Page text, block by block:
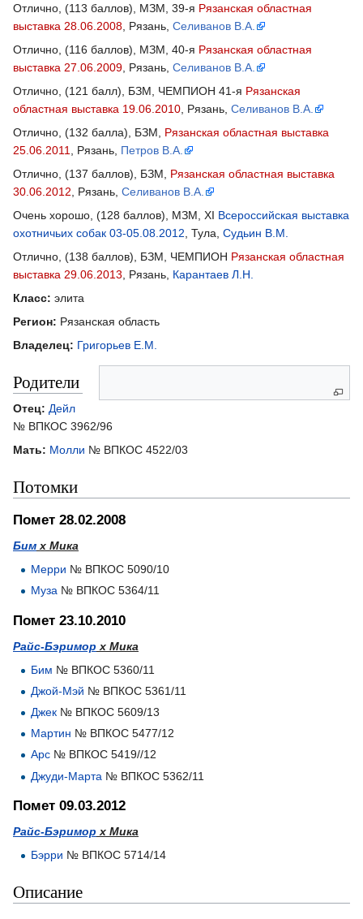
Отлично, (113 баллов), МЗМ, 39-я Рязанская областная
выставка 28.06.2008, Рязань, Селиванов В.А.
Отлично, (116 баллов), МЗМ, 40-я Рязанская областная
выставка 27.06.2009, Рязань, Селиванов В.А.
Отлично, (121 балл), БЗМ, ЧЕМПИОН 41-я Рязанская
областная выставка 19.06.2010, Рязань, Селиванов В.А.
Отлично, (132 балла), БЗМ, Рязанская областная выставка
25.06.2011, Рязань, Петров В.А.
Отлично, (137 баллов), БЗМ, Рязанская областная выставка
30.06.2012, Рязань, Селиванов В.А.
Очень хорошо, (128 баллов), МЗМ, XI Всероссийская выставка
охотничьих собак 03-05.08.2012, Тула, Судьин В.М.
Отлично, (138 баллов), БЗМ, ЧЕМПИОН Рязанская областная
выставка 29.06.2013, Рязань, Карантаев Л.Н.
Класс: элита
Регион: Рязанская область
Владелец: Григорьев Е.М.
Родители
Отец: Дейл
№ ВПКОС 3962/96
Мать: Молли № ВПКОС 4522/03
Потомки
Помет 28.02.2008
Бим х Мика
Мерри № ВПКОС 5090/10
Муза № ВПКОС 5364/11
Помет 23.10.2010
Райс-Бэримор х Мика
Бим № ВПКОС 5360/11
Джой-Мэй № ВПКОС 5361/11
Джек № ВПКОС 5609/13
Мартин № ВПКОС 5477/12
Арс № ВПКОС 5419//12
Джуди-Марта № ВПКОС 5362/11
Помет 09.03.2012
Райс-Бэримор х Мика
Бэрри № ВПКОС 5714/14
Описание